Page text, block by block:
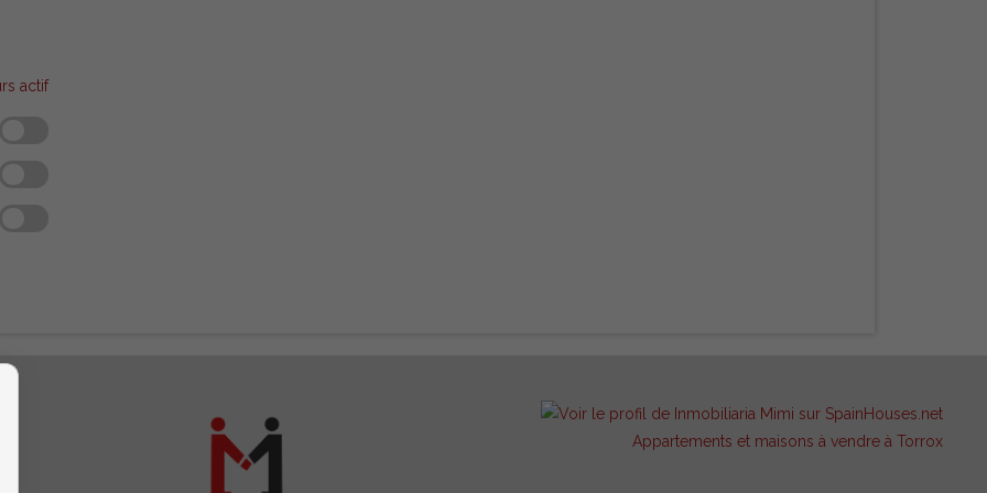
actif
Appartements et maisons à vendre à Torrox